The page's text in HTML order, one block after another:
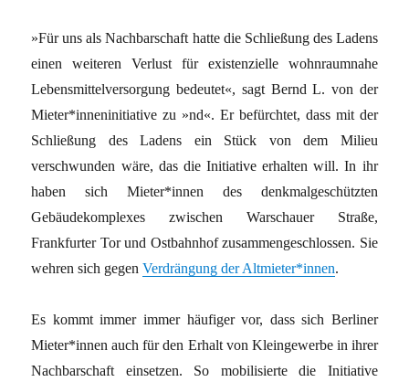
»Für uns als Nachbarschaft hatte die Schließung des Ladens
einen weiteren Verlust für existenzielle wohnraumnahe
Lebensmittelversorgung bedeutet«, sagt Bernd L. von der
Mieter*inneninitiative zu »nd«. Er befürchtet, dass mit der
Schließung des Ladens ein Stück von dem Milieu
verschwunden wäre, das die Initiative erhalten will. In ihr
haben sich Mieter*innen des denkmalgeschützten
Gebäudekomplexes zwischen Warschauer Straße,
Frankfurter Tor und Ostbahnhof zusammengeschlossen. Sie
wehren sich gegenVerdrängung der Altmieter*innen.
Es kommt immer immer häufiger vor, dass sich Berliner
Mieter*innen auch für den Erhalt von Kleingewerbe in ihrer
Nachbarschaft einsetzen. So mobilisierte die Initiative